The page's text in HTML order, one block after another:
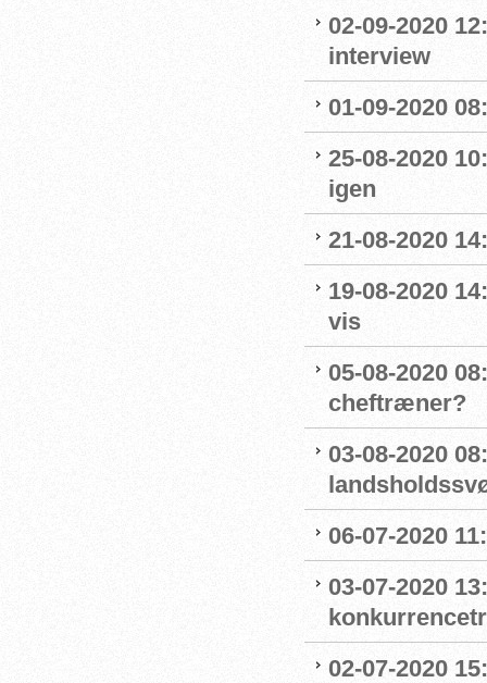
02-09-2020
interview
01-09-2020
25-08-2020
igen
21-08-2020
19-08-2020
vis
05-08-2020
cheftræner?
03-08-2020
06-07-2020
03-07-2020
02-07-2020